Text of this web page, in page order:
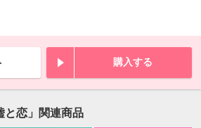
購入する
と恋」関連商品